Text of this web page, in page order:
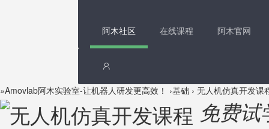
阿木社区 在线课程 阿木官网
»Amovlab阿木实验室-让机器人研发更高效！ ›基础 › 无人机仿真开发课
免费试